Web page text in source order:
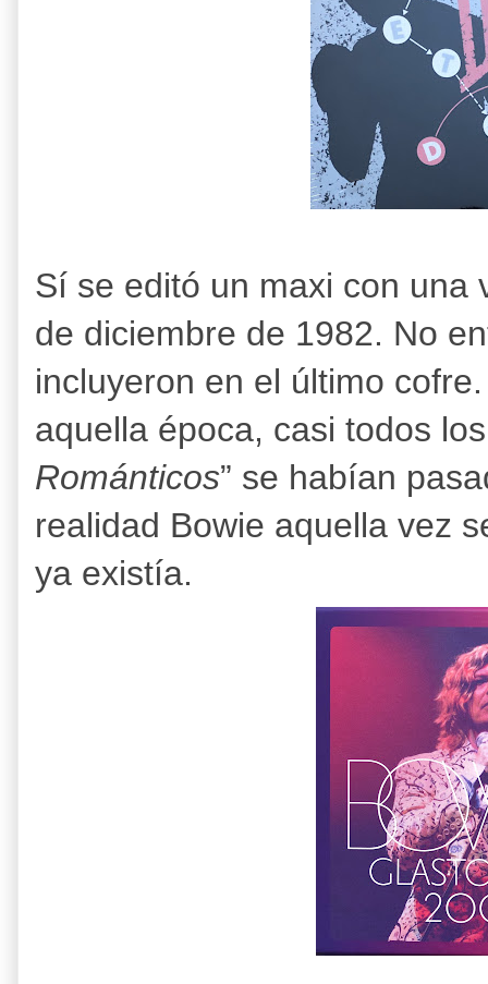
Sí se editó un maxi con
de diciembre de 1982. No
incluyeron en el último
aquella época, casi todos
Románticos” se habían
realidad Bowie aquella vez
ya existía.